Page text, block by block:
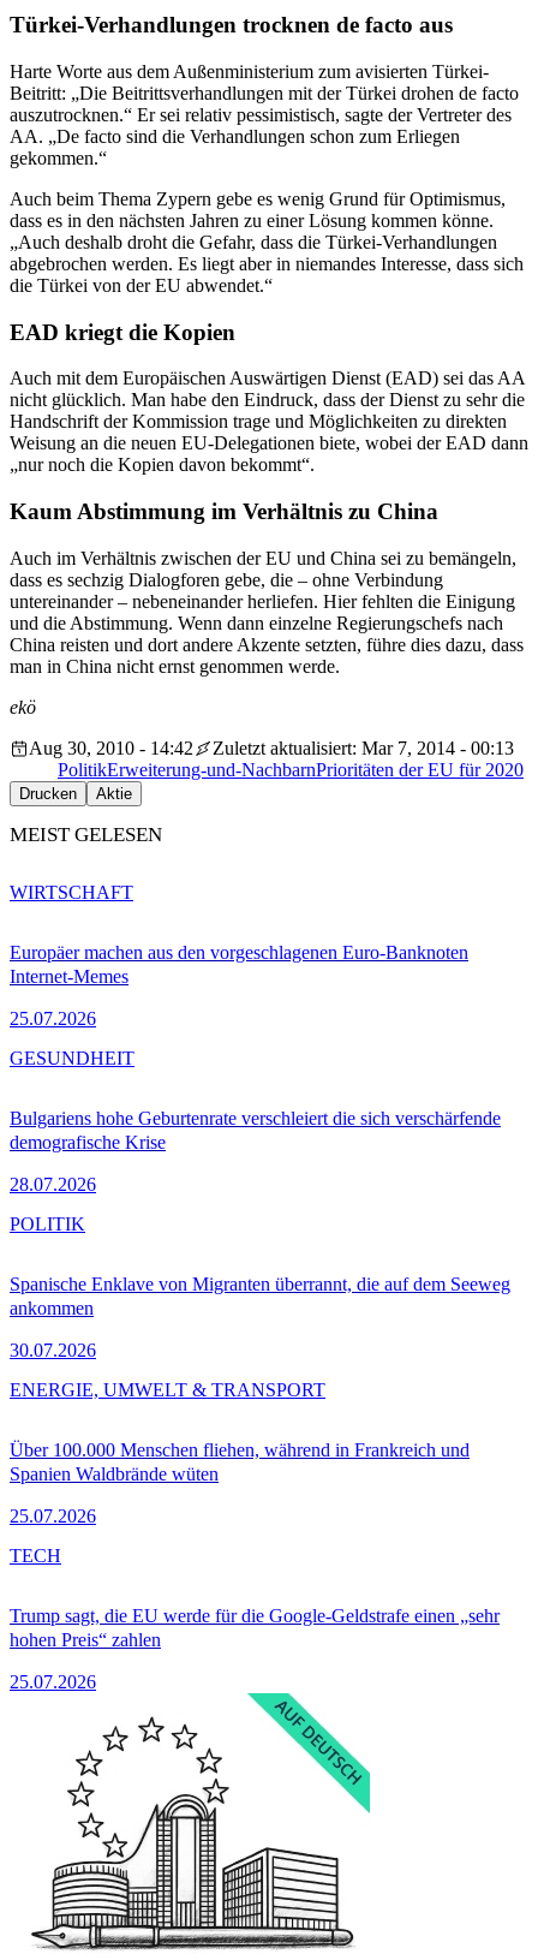
Türkei-Verhandlungen trocknen de facto aus
Harte Worte aus dem Außenministerium zum avisierten Türkei-
Beitritt: „Die Beitrittsverhandlungen mit der Türkei drohen de facto
auszutrocknen.“ Er sei relativ pessimistisch, sagte der Vertreter des
AA. „De facto sind die Verhandlungen schon zum Erliegen
gekommen.“
Auch beim Thema Zypern gebe es wenig Grund für Optimismus,
dass es in den nächsten Jahren zu einer Lösung kommen könne.
„Auch deshalb droht die Gefahr, dass die Türkei-Verhandlungen
abgebrochen werden. Es liegt aber in niemandes Interesse, dass sich
die Türkei von der EU abwendet.“
EAD kriegt die Kopien
Auch mit dem Europäischen Auswärtigen Dienst (EAD) sei das AA
nicht glücklich. Man habe den Eindruck, dass der Dienst zu sehr die
Handschrift der Kommission trage und Möglichkeiten zu direkten
Weisung an die neuen EU-Delegationen biete, wobei der EAD dann
„nur noch die Kopien davon bekommt“.
Kaum Abstimmung im Verhältnis zu China
Auch im Verhältnis zwischen der EU und China sei zu bemängeln,
dass es sechzig Dialogforen gebe, die – ohne Verbindung
untereinander – nebeneinander herliefen. Hier fehlten die Einigung
und die Abstimmung. Wenn dann einzelne Regierungschefs nach
China reisten und dort andere Akzente setzten, führe dies dazu, dass
man in China nicht ernst genommen werde.
ekö
Aug 30, 2010 - 14:42
Zuletzt aktualisiert: Mar 7, 2014 - 00:13
PolitikErweiterung-und-NachbarnPrioritäten der EU für 2020
Drucken Aktie
MEIST GELESEN
Europäer machen aus den vorgeschlagenen Euro-Banknoten
Internet-Memes
25.07.2026
WIRTSCHAFT
Bulgariens hohe Geburtenrate verschleiert die sich verschärfende
demografische Krise
28.07.2026
GESUNDHEIT
Spanische Enklave von Migranten überrannt, die auf dem Seeweg
ankommen
30.07.2026
POLITIK
Über 100.000 Menschen fliehen, während in Frankreich und
Spanien Waldbrände wüten
25.07.2026
ENERGIE, UMWELT & TRANSPORT
Trump sagt, die EU werde für die Google-Geldstrafe einen „sehr
hohen Preis“ zahlen
25.07.2026
TECH